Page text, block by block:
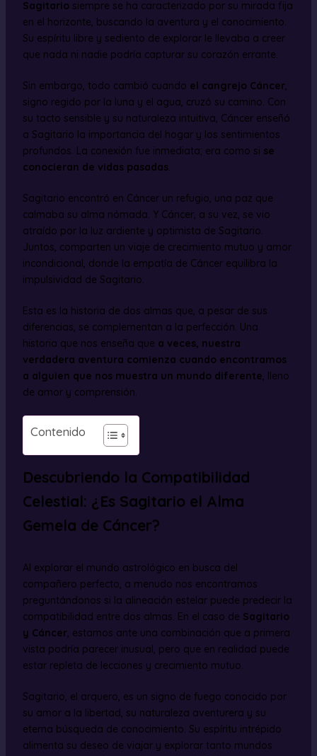
Sagitariosiempre se ha caracterizado por su mirada fija
en el horizonte, buscando la aventura y el conocimiento.
Su espíritu libre y sediento de explorar le llevaba a creer
que nada ni nadie podría capturar su corazón errante.
Sin embargo, todo cambió cuando el cangrejo Cáncer,
signo regido por la luna y el agua, cruzó su camino. Con
su tacto sensible y su naturaleza intuitiva, Cáncer enseñó
a Sagitario la importancia del hogar y los sentimientos
profundos. La conexión fue inmediata; era como si se
conocieran de vidas pasadas.
Sagitario encontró en Cáncer un refugio, una paz que
calmaba su alma nómada. Y Cáncer, a su vez, se vio
atraído por la luz ardiente y optimista de Sagitario.
Juntos, comparten un viaje de crecimiento mutuo y amor
incondicional, donde la empatía de Cáncer equilibra la
impulsividad de Sagitario.
Esta es la historia de dos almas que, a pesar de sus
diferencias, se complementan a la perfección. Una
historia que nos enseña que a veces, nuestra
verdadera aventura comienza cuando encontramos
a alguien que nos muestra un mundo diferente, lleno
de amor y comprensión.
Contenido
Descubriendo la Compatibilidad
Celestial: ¿Es Sagitario el Alma
Gemela de Cáncer?
Al explorar el mundo astrológico en busca del
compañero perfecto, a menudo nos encontramos
preguntándonos si la alineación estelar puede predecir la
compatibilidad entre dos almas. En el caso de Sagitario
y Cáncer, estamos ante una combinación que a primera
vista podría parecer inusual, pero que en realidad puede
estar repleta de lecciones y crecimiento mutuo.
Sagitario, el arquero, es un signo de fuego conocido por
su amor a la libertad, su naturaleza aventurera y su
eterna búsqueda de conocimiento. Su espíritu intrépido
alimenta su deseo de viajar y explorar tanto mundos